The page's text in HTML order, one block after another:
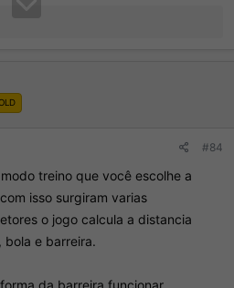
#84
treino que você escolhe a
isso surgiram varias
o jogo calcula a distancia
bola e barreira.
da barreira funcionar